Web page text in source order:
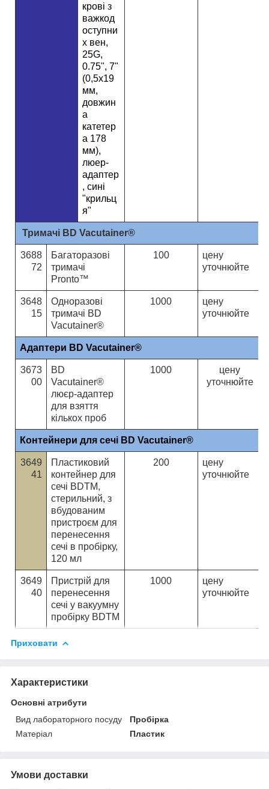
крові з
важкод
оступни
х вен,
25G,
0.75", 7"
(0,5х19
мм,
довжин
а
катетер
а 178
мм),
люер-
адаптер
, сині
"крильц
я"
Тримачі BD Vacutainer®
3688
72
Багаторазові
тримачі
Pronto™
100 цену
уточнюйте
3648
15
Одноразові
тримачі BD
Vacutainer®
1000 цену
уточнюйте
Адаптери BD Vacutainer®
3673
00
BD
Vacutainer®
люєр-адаптер
для взяття
кількох проб
1000 цену
уточнюйте
Контейнери для сечі BD Vacutainer®
3649
41
Пластиковий
контейнер для
сечі BDTM,
стерильний, з
вбудованим
пристроєм для
перенесення
сечі в пробірку,
120 мл
200 цену
уточнюйте
3649
40
Пристрій для
перенесення
сечі у вакуумну
пробірку BDTM
1000 цену
уточнюйте
Приховати
Характеристики
Основні атрибути
Вид лабораторного посуду
Пробірка
Матеріал
Пластик
Умови доставки